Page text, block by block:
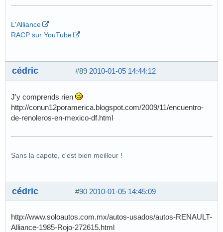
L'Alliance
RACP sur YouTube
#89 2010-01-05 14:44:12
cédric
J'y comprends rien
http://conun12poramerica.blogspot.com/2009/11/encuentro-
de-renoleros-en-mexico-df.html
Sans la capote, c'est bien meilleur !
#90 2010-01-05 14:45:09
cédric
http://www.soloautos.com.mx/autos-usados/autos-RENAULT-
Alliance-1985-Rojo-272615.html